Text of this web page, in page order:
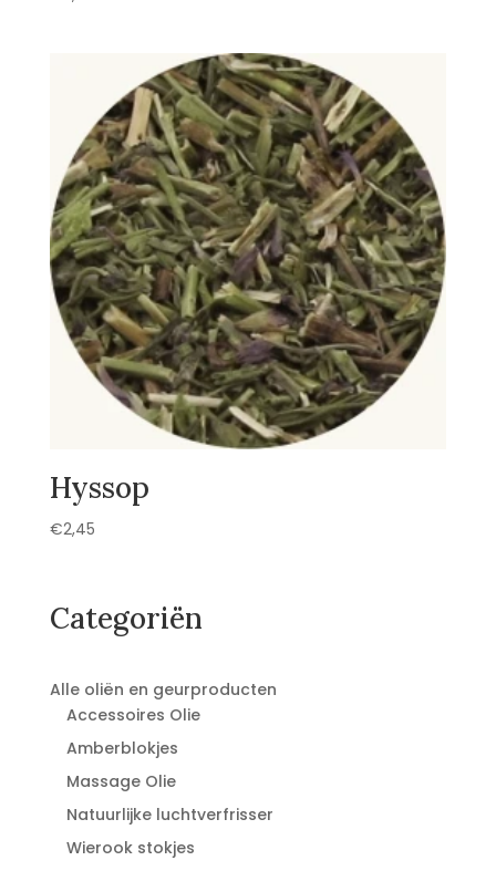
Hyssop
€2,45
Categoriën
Alle oliën en geurproducten
Accessoires Olie
Amberblokjes
Massage Olie
Natuurlijke luchtverfrisser
Wierook stokjes